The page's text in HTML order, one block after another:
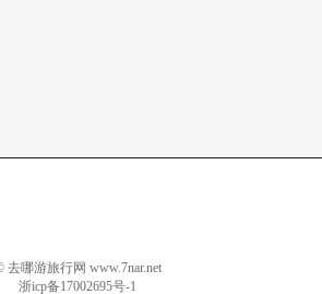
去哪游旅行网 www.7nar.net
浙icp备17002695号-1